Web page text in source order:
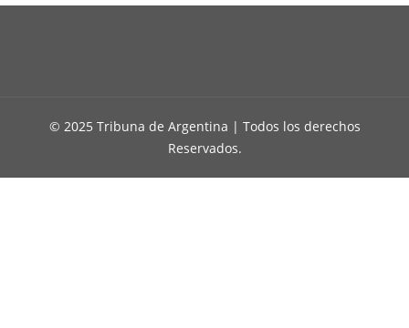
© 2025 Tribuna de Argentina | Todos los derechos
Reservados.